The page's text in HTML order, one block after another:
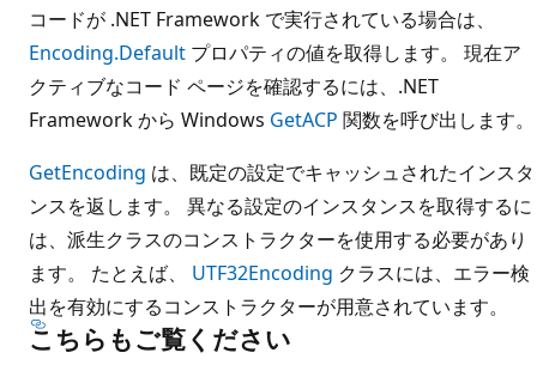
コードが .NET Framework で実行されている場合は、
Encoding.Default プロパティの値を取得します。 現在ア
クティブなコード ページを確認するには、.NET
Framework から Windows GetACP 関数を呼び出します。
GetEncoding は、既定の設定でキャッシュされたインスタ
ンスを返します。 異なる設定のインスタンスを取得するに
は、派生クラスのコンストラクターを使用する必要があり
ます。 たとえば、 UTF32Encoding クラスには、エラー検
出を有効にするコンストラクターが用意されています。
こちらもご覧ください